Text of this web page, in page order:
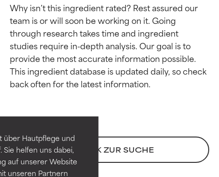
über Hautpflege und
helfen uns dabei,
auf unserer Website
unseren Partnern
Why isn’t this ingredient rated? Rest assured our
team is or will soon be working on it. Going
through research takes time and ingredient
studies require in-depth analysis. Our goal is to
provide the most accurate information possible.
This ingredient database is updated daily, so check
ZURÜCK ZUR SUCHE
Bewertung der
Erwiesen und durch
unabhängige Studien belegt.
Hervorragender Wirkstoff für
die meisten Hauttypen und -
Bewertung der
Erwiesen und durch
unabhängige Studien belegt.
Hervorragender Wirkstoff für
die meisten Hauttypen und -